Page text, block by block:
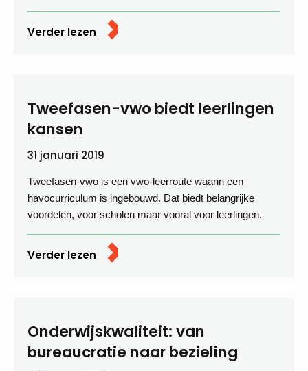
Verder lezen
Tweefasen-vwo biedt leerlingen
kansen
31 januari 2019
Tweefasen-vwo is een vwo-leerroute waarin een
havocurriculum is ingebouwd. Dat biedt belangrijke
voordelen, voor scholen maar vooral voor leerlingen.
Verder lezen
Onderwijskwaliteit: van
bureaucratie naar bezieling